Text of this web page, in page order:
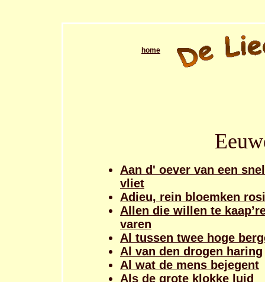
home
Aan d' oever van een
vliet
Adieu, rein bloemken
Allen die willen te
varen
Al tussen twee hoge
Al van den drogen haring
Al wat de mens bejegent
Als de grote klokke luid